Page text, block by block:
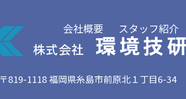
会社概要 スタッフ紹介
〒819-1118 福岡県糸島市前原北１丁目6-34